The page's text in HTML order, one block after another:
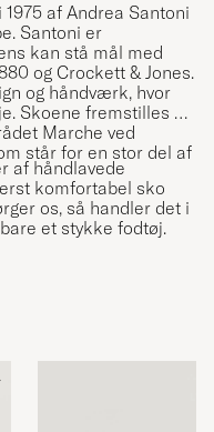
af Andrea Santoni
Santoni er
kan stå mål med
og Crockett & Jones.
og håndværk, hvor
Skoene fremstilles på
Marche ved
står for en stor del af
af håndlavede
komfortabel sko
os, så handler det i
et stykke fodtøj.